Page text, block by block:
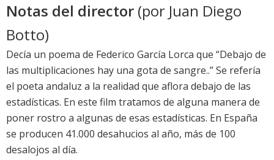
Notas del director (por Juan Diego
Botto)
Decía un poema de Federico García Lorca que “Debajo de
las multiplicaciones hay una gota de sangre..” Se refería
el poeta andaluz a la realidad que aflora debajo de las
estadísticas. En este film tratamos de alguna manera de
poner rostro a algunas de esas estadísticas. En España
se producen 41.000 desahucios al año, más de 100
desalojos al día.